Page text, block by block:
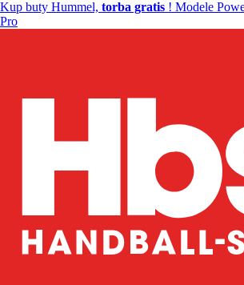
Kup buty Hummel, torba gratis ! Modele
Pro